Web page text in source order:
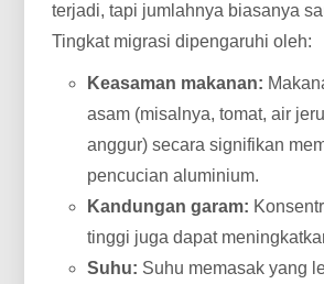
terjadi, tapi jumlahnya biasanya
Tingkat migrasi dipengaruhi oleh:
Keasaman makanan:
asam (misalnya, tomat, air
anggur) secara signifikan
pencucian aluminium.
Kandungan garam:
tinggi juga dapat
Suhu: Suhu memasak yang